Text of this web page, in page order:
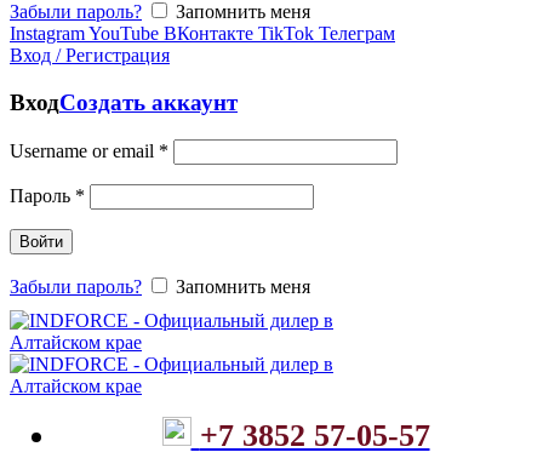
Забыли пароль?
Запомнить меня
InstagramYouTube ВКонтакте TikTok Телеграм
Вход / Регистрация
ВходСоздать аккаунт
Username or email *
Пароль *
Войти
Забыли пароль? Запомнить меня
+7 3852 57-05-57